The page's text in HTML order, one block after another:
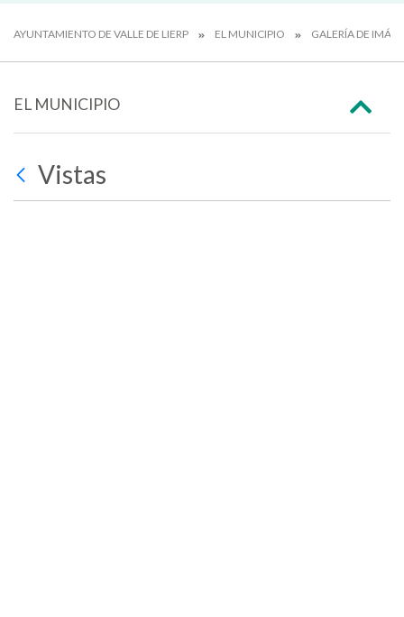
AYUNTAMIENTO DE VALLE DE LIERP EL MUNICIPIO GALERÍA DE
EL MUNICIPIO
Vistas